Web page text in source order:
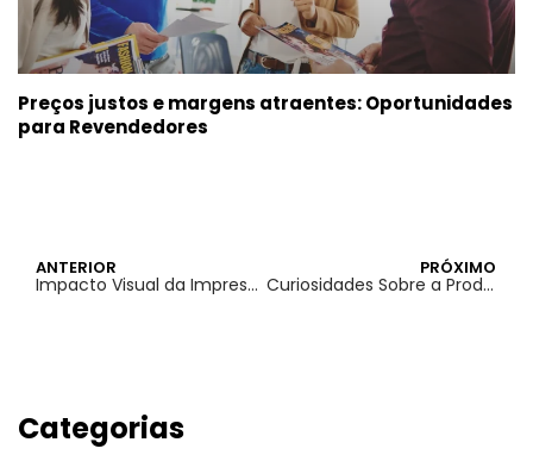
Preços justos e margens atraentes: Oportunidades
para Revendedores
ANTERIOR
Impacto Visual da Impressão em Cores versus Preto e Branco
PRÓXIMO
Curiosidades Sobre a Produção de Revistas: Fatos Pouco Conhecidos
Categorias